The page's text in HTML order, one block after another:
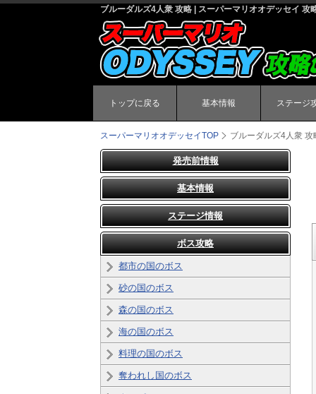
ブルーダルズ4人衆 攻略 | スーパーマリオオデッセイ 攻
トップに戻る 基本情報 ステージ
スーパーマリオオデッセイTOP ブルーダルズ4人衆 攻
発売前情報
基本情報
ステージ情報
ボス攻略
都市の国のボス
砂の国のボス
森の国のボス
海の国のボス
料理の国のボス
奪われし国のボス